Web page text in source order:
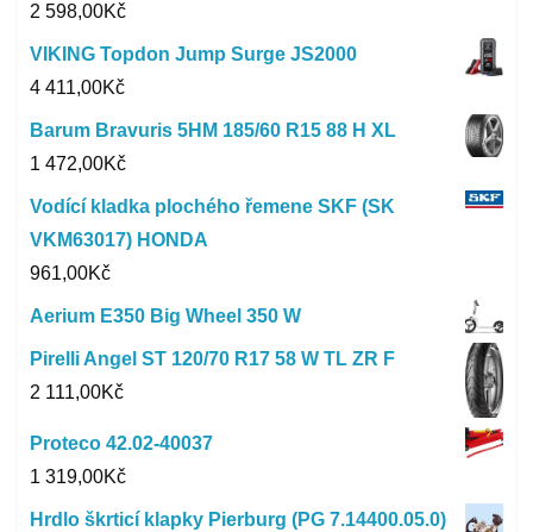
2 598,00Kč
VIKING Topdon Jump Surge JS2000
4 411,00Kč
Barum Bravuris 5HM 185/60 R15 88 H XL
1 472,00Kč
Vodící kladka plochého řemene SKF (SK
VKM63017) HONDA
961,00Kč
Aerium E350 Big Wheel 350 W
Pirelli Angel ST 120/70 R17 58 W TL ZR F
2 111,00Kč
Proteco 42.02-40037
1 319,00Kč
Hrdlo škrticí klapky Pierburg (PG 7.14400.05.0)